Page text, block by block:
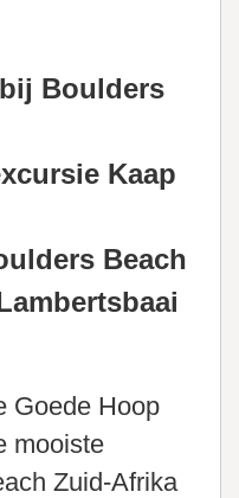
Boulders
Kaap
Beach
Goede Hoop
mooiste
Zuid-Afrika